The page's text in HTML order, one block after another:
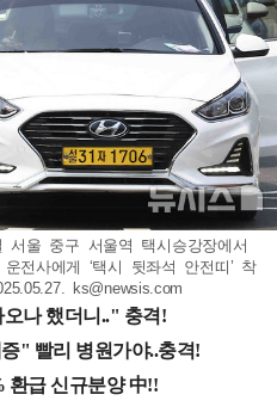
울 중구 서울역 택시승강장에서
전사에게 ‘택시 뒷좌석 안전띠’ 착
ks@newsis.com